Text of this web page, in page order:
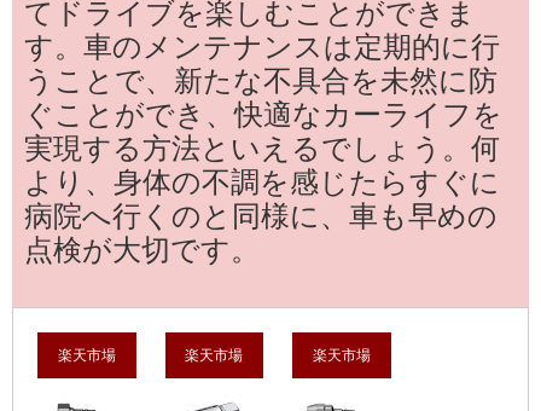
てドライブを楽しむことができま
す。車のメンテナンスは定期的に行
うことで、新たな不具合を未然に防
ぐことができ、快適なカーライフを
実現する方法といえるでしょう。何
より、身体の不調を感じたらすぐに
病院へ行くのと同様に、車も早めの
点検が大切です。
楽天市場 楽天市場 楽天市場